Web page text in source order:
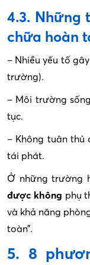
4.3. Những
chữa hoàn
– Nhiều yếu tố
trường).
– Môi trường
tục.
– Không tuân thủ
tái phát.
Ở những trường
được không phụ
và khả năng
toàn”.
5. 8